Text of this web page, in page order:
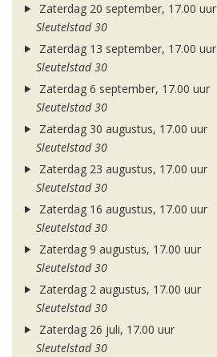
Zaterdag 20 september, 17.00 uur
Sleutelstad 30
Zaterdag 13 september, 17.00 uur
Sleutelstad 30
Zaterdag 6 september, 17.00 uur
Sleutelstad 30
Zaterdag 30 augustus, 17.00 uur
Sleutelstad 30
Zaterdag 23 augustus, 17.00 uur
Sleutelstad 30
Zaterdag 16 augustus, 17.00 uur
Sleutelstad 30
Zaterdag 9 augustus, 17.00 uur
Sleutelstad 30
Zaterdag 2 augustus, 17.00 uur
Sleutelstad 30
Zaterdag 26 juli, 17.00 uur
Sleutelstad 30